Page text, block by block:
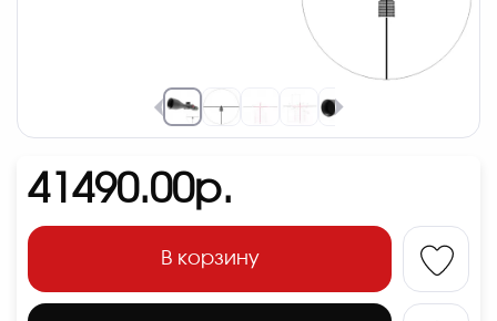
41490.00р.
В корзину